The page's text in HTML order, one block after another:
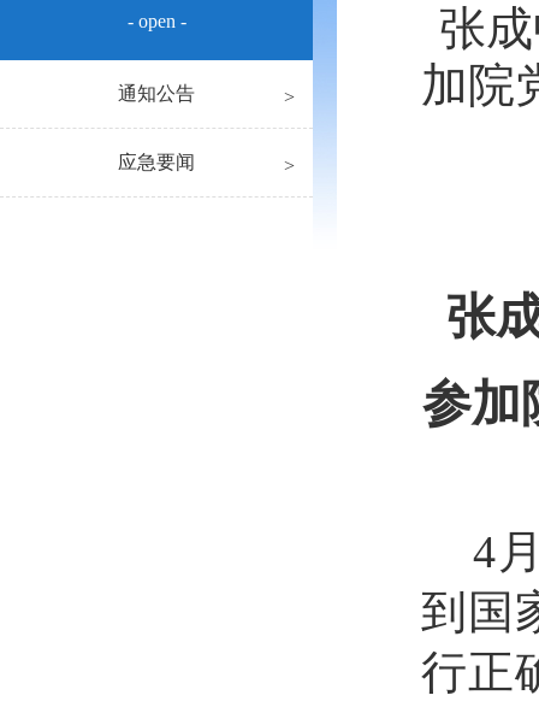
- open -
通知公告
应急要闻
张
加院
张
参加
4
到国
行正